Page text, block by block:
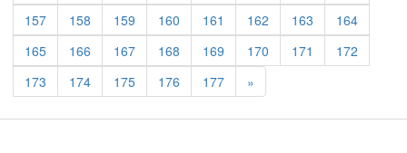
157
158 159 160 161 162 163
164
165
166 167 168 169 170 171
172
173
174 175 176 177 »